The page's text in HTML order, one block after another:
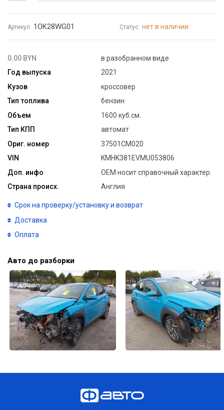
Артикул: 1OK28WG01 Статус: нет в наличии
0.00 BYN
в разобранном виде
Год выпуска
2021
Кузов
кроссовер
Тип топлива
бензин
Объем
1600 куб.см.
Тип КПП
автомат
Ориг. номер
37501CM020
VIN
KMHK381EVMU053806
Доп. инфо
ОЕМ носит справочный характер.
Страна происх.
Англия
Срок на проверку/установку и возврат
Доставка
Оплата
Авто до разборки